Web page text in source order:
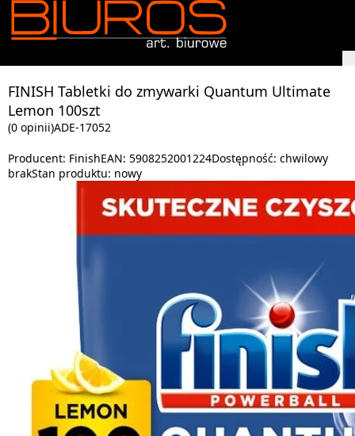
FINISH Tabletki do zmywarki Quantum Ultimate
Lemon 100szt
(0 opinii)ADE-17052
Producent: FinishEAN: 5908252001224Dostępność: chwilowy
brakStan produktu: nowy